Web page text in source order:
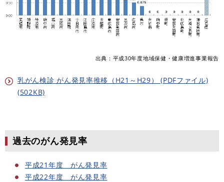
出典：平成30年度地域保健・健康増進事業報告
乳がん検診 がん発見率推移（H21～H29） (PDFファイル)
(502KB)
過去のがん発見率
平成21年度 がん発見率
平成22年度 がん発見率